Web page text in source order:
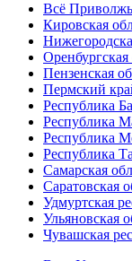
Всё
Кировская
Оренбургская
Пензенская
Пермский
Республика
Республика
Республика
Республика
Самарская
Саратовская
Удмуртская
Ульяновская
Чувашская